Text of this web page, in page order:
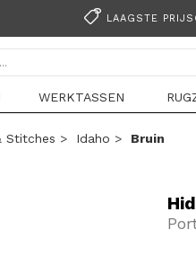
LAAGSTE
WERKTASSEN
Stitches > Idaho > Bruin